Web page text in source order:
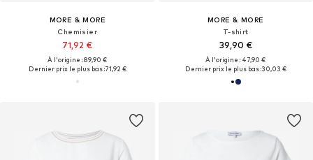
MORE & MORE
Chemisier
71,92 €
À l'origine : 89,90 €
Dernier prix le plus bas :71,92 €
MORE & MORE
T-shirt
39,90 €
À l'origine : 47,90 €
Dernier prix le plus bas :30,03 €